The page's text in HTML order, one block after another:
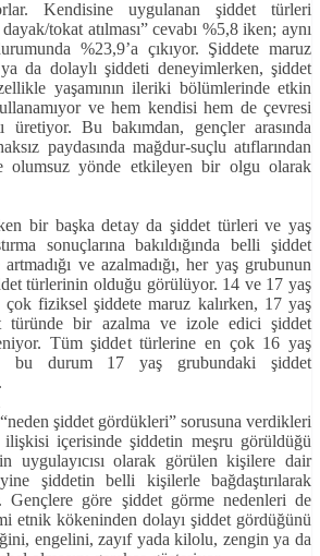
Kendisine uygulanan şiddet türleri
tokat atılması” cevabı %5,8 iken; aynı
%23,9’a çıkıyor. Şiddete maruz
da dolaylı şiddeti deneyimlerken, şiddet
yaşamının ileriki bölümlerinde etkin
ve hem kendisi hem de çevresi
üretiyor. Bu bakımdan, gençler arasında
paydasında mağdur-suçlu atıflarından
yönde etkileyen bir olgu olarak
bir başka detay da şiddet türleri ve yaş
sonuçlarına bakıldığında belli şiddet
ve azalmadığı, her yaş grubunun
türlerinin olduğu görülüyor. 14 ve 17 yaş
fiziksel şiddete maruz kalırken, 17 yaş
türünde bir azalma ve izole edici şiddet
Tüm şiddet türlerine en çok 16 yaş
bu durum 17 yaş grubundaki şiddet
şiddet gördükleri” sorusuna verdikleri
ilişkisi içerisinde şiddetin meşru görüldüğü
uygulayıcısı olarak görülen kişilere dair
şiddetin belli kişilerle bağdaştırılarak
Gençlere göre şiddet görme nedenleri de
etnik kökeninden dolayı şiddet gördüğünü
engelini, zayıf yada kilolu, zengin ya da